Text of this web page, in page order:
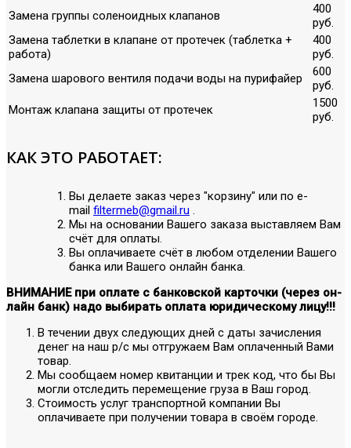
Замена группы соленоидных клапанов
400
руб.
Замена таблетки в клапане от протечек (таблетка +
работа)
400
руб.
Замена шарового вентиля подачи воды на пурифайер
600
руб.
Монтаж клапана защиты от протечек
1500
руб.
КАК ЭТО РАБОТАЕТ:
Вы делаете заказ через "корзину" или по е-
mail filtermeb@gmail.ru .
Мы на основании Вашего заказа выставляем Вам
счёт для оплаты.
Вы оплачиваете счёт в любом отделении Вашего
банка или Вашего онлайн банка.
ВНИМАНИЕ при оплате с банковской карточки (через он-
лайн банк) надо выбирать оплата юридическому лицу!!!
В течении двух следующих дней с даты зачисления
денег на наш р/с мы отгружаем Вам оплаченный Вами
товар.
Мы сообщаем номер квитанции и трек код, что бы Вы
могли отследить перемещение груза в Ваш город.
Стоимость услуг транспортной компании Вы
оплачиваете при получении товара в своём городе.